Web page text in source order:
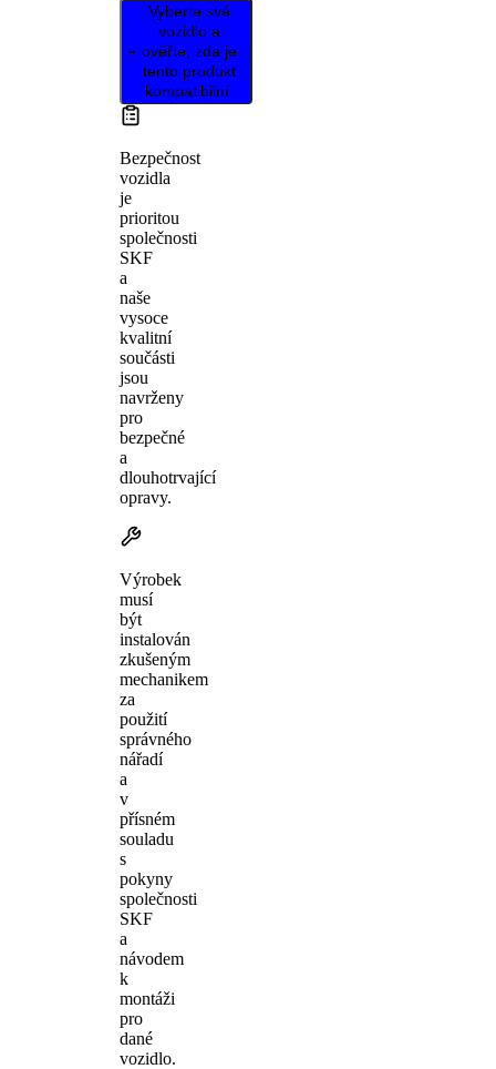
Vyberte své
vozidlo a
ověřte, zda je
tento produkt
kompatibilní.
Bezpečnost
vozidla
je
prioritou
společnosti
SKF
a
naše
vysoce
kvalitní
součásti
jsou
navrženy
pro
bezpečné
a
dlouhotrvající
opravy.
Výrobek
musí
být
instalován
zkušeným
mechanikem
za
použití
správného
nářadí
a
v
přísném
souladu
s
pokyny
společnosti
SKF
a
návodem
k
montáži
pro
dané
vozidlo.